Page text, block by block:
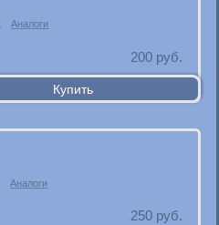
Аналоги
200 руб.
Аналоги
250 руб.